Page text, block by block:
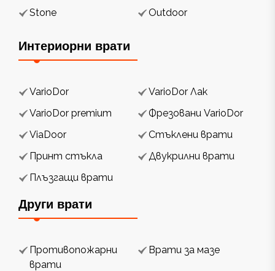
Stone
Outdoor
Интериорни врати
VarioDor
VarioDor Лак
VarioDor premium
Фрезовани VarioDor
ViaDoor
Стъклени врати
Принт стъкла
Двукрилни врати
Плъзгащи врати
Други врати
Противопожарни
врати
Врати за мазе